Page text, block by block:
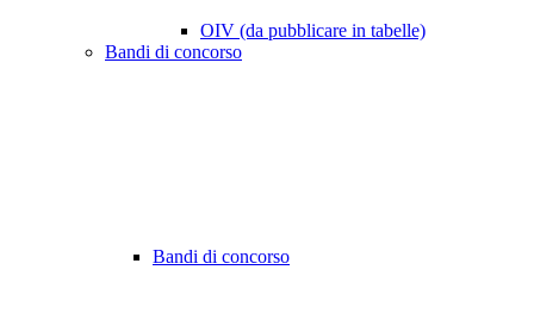
OIV (da pubblicare in tabelle)
Bandi di concorso
Bandi di concorso